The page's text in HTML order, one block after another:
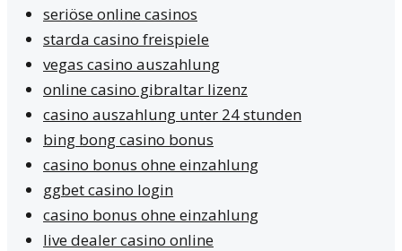
seriöse online casinos
starda casino freispiele
vegas casino auszahlung
online casino gibraltar lizenz
casino auszahlung unter 24 stunden
bing bong casino bonus
casino bonus ohne einzahlung
ggbet casino login
casino bonus ohne einzahlung
live dealer casino online